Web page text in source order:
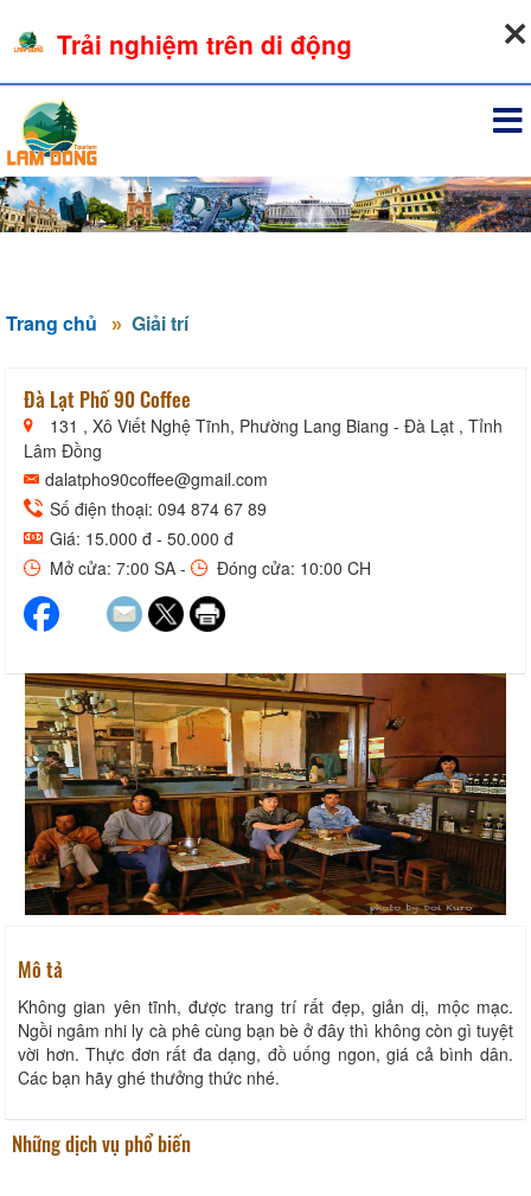
Trang chủ Giải trí
Đà Lạt Phố 90 Coffee
131 , Xô Viết Nghệ Tĩnh, Phường Lang Biang - Đà Lạt , Tỉnh
Lâm Đồng
dalatpho90coffee@gmail.com
Số điện thoại: 094 874 67 89
Giá: 15.000 đ - 50.000 đ
Mở cửa: 7:00 SA -
Đóng cửa: 10:00 CH
Mô tả
Không gian yên tĩnh, được trang trí rất đẹp, giản dị, mộc mạc.
Ngồi ngâm nhi ly cà phê cùng bạn bè ở đây thì không còn gì tuyệt
vời hơn. Thực đơn rất đa dạng, đồ uống ngon, giá cả bình dân.
Các bạn hãy ghé thưởng thức nhé.
Những dịch vụ phổ biến
Trải nghiệm trên di động